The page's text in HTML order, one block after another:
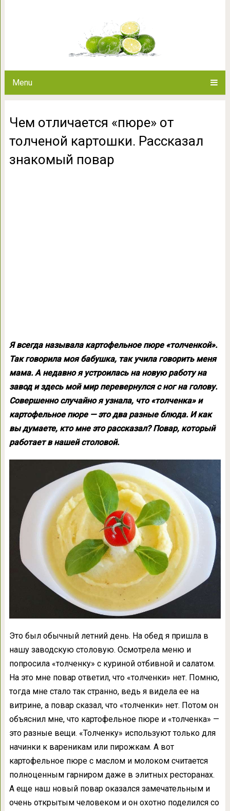
Menu
Чем отличается «пюре» от
толченой картошки. Рассказал
знакомый повар
Я всегда называла картофельное пюре «толченкой».
Так говорила моя бабушка, так учила говорить меня
мама. А недавно я устроилась на новую работу на
завод и здесь мой мир перевернулся с ног на голову.
Совершенно случайно я узнала, что «толченка» и
картофельное пюре — это два разные блюда. И как
вы думаете, кто мне это рассказал? Повар, который
работает в нашей столовой.
Это был обычный летний день. На обед я пришла в
нашу заводскую столовую. Осмотрела меню и
попросила «толченку» с куриной отбивной и салатом.
На это мне повар ответил, что «толченки» нет. Помню,
тогда мне стало так странно, ведь я видела ее на
витрине, а повар сказал, что «толченки» нет. Потом он
объяснил мне, что картофельное пюре и «толченка» —
это разные вещи. «Толченку» используют только для
начинки к вареникам или пирожкам. А вот
картофельное пюре с маслом и молоком считается
полноценным гарниром даже в элитных ресторанах.
А еще наш новый повар оказался замечательным и
очень открытым человеком и он охотно поделился со